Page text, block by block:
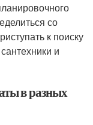
со
к поиску
и
в разных